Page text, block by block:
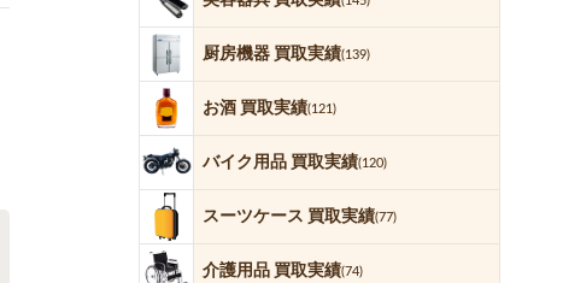
厨房機器 買取実績(139)
お酒 買取実績(121)
バイク用品 買取実績(120)
スーツケース 買取実績(77)
介護用品 買取実績(74)